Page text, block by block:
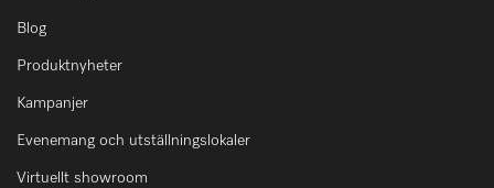
Blog
Produktnyheter
Kampanjer
Evenemang och utställningslokaler
Virtuellt showroom